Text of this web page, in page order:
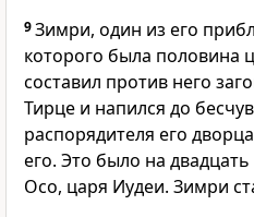
9Зимри, один из его
которого была половина
составил против него
Тирце и напился до
распорядителя его
его. Это было на
Осо, царя Иудеи. Зимри